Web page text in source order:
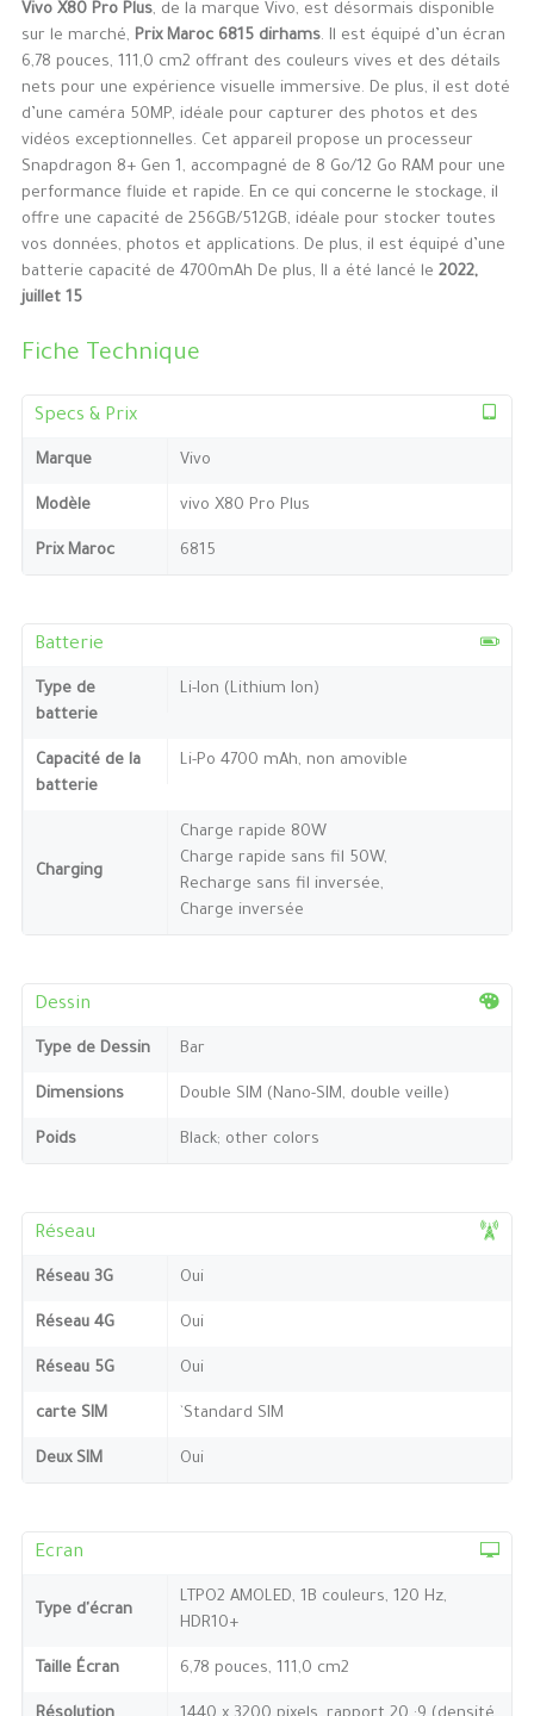
Vivo X80 Pro Plus, de la marque Vivo, est désormais disponible
sur le marché, Prix Maroc 6815 dirhams. Il est équipé d’un écran
6,78 pouces, 111,0 cm2 offrant des couleurs vives et des détails
nets pour une expérience visuelle immersive. De plus, il est doté
d’une caméra 50MP, idéale pour capturer des photos et des
vidéos exceptionnelles. Cet appareil propose un processeur
Snapdragon 8+ Gen 1, accompagné de 8 Go/12 Go RAM pour une
performance fluide et rapide. En ce qui concerne le stockage, il
offre une capacité de 256GB/512GB, idéale pour stocker toutes
vos données, photos et applications. De plus, il est équipé d’une
batterie capacité de 4700mAh De plus, Il a été lancé le 2022,
juillet 15
Fiche Technique
Specs & Prix
Marque Vivo
Modèle vivo X80 Pro Plus
Prix Maroc 6815
Batterie
Type de
batterie
Li-Ion (Lithium Ion)
Capacité de la
batterie
Li-Po 4700 mAh, non amovible
Charging
Charge rapide 80W
Charge rapide sans fil 50W,
Recharge sans fil inversée,
Charge inversée
Dessin
Type de Dessin Bar
Dimensions Double SIM (Nano-SIM, double veille)
Poids Black; other colors
Réseau
Réseau 3G Oui
Réseau 4G Oui
Réseau 5G Oui
carte SIM `Standard SIM
Deux SIM Oui
Ecran
Type d'écran
LTPO2 AMOLED, 1B couleurs, 120 Hz,
HDR10+
Taille Écran 6,78 pouces, 111,0 cm2